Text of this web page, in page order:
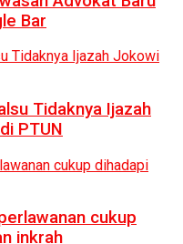
Bar
Tidaknya Ijazah
PTUN
cukup
inkrah